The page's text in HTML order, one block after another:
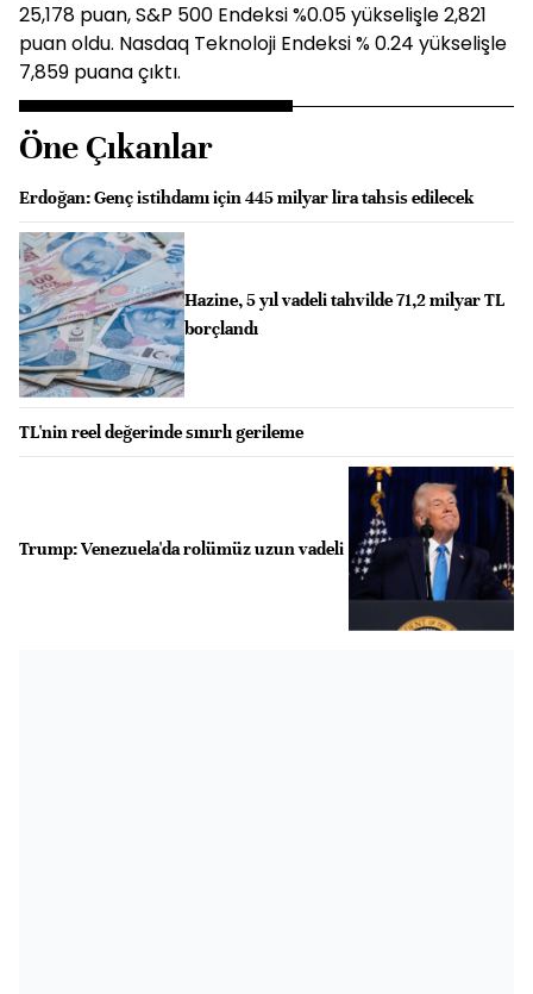
25,178 puan, S&P 500 Endeksi %0.05 yükselişle 2,821
puan oldu. Nasdaq Teknoloji Endeksi % 0.24 yükselişle
7,859 puana çıktı.
Öne Çıkanlar
Erdoğan: Genç istihdamı için 445 milyar lira tahsis edilecek
Hazine, 5 yıl vadeli tahvilde 71,2 milyar TL
borçlandı
TL'nin reel değerinde sınırlı gerileme
Trump: Venezuela'da rolümüz uzun vadeli